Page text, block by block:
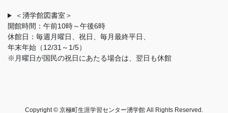
＜湧学館図書室＞
開館時間：午前10時～午後6時
休館日：毎週月曜日、祝日、毎月最終平日、
年末年始（12/31～1/5）
※月曜日が国民の祝日にあたる場合は、翌日も休館
Copyright © 京極町生涯学習センター湧学館 All Rights Reserved.